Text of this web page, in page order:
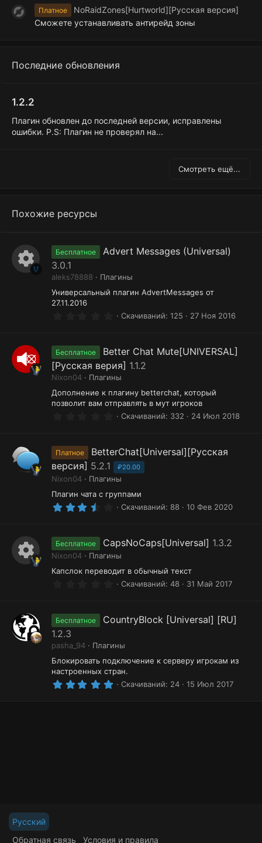
Платное
NoRaidZones[Hurtworld][Русская версия]
Сможете устанавливать антирейд зоны
Последние обновления
1.2.2
Плагин обновлен до последней версии, исправлены
ошибки. P.S: Плагин не проверял на...
Смотреть ещё...
Похожие ресурсы
к
а
р
с
Бесплатное
Advert Messages (Universal)
3.0.1
aleks78888
Плагины
Универсальный плагин AdvertMessages от
27.11.2016
0
з
ё
з
Скачиваний 125 27 Ноя 2016
Бесплатное
Better Chat Mute[UNIVERSAL]
[Русская верия] 1.1.2
Nixon04
Плагины
Дополнение к плагину betterchat, который
позволит вам отправлять в мут игроков
0
з
в
ё
з
Скачиваний 332 24 Июл 2018
Платное
BetterChat[Universal][Русская
версия] 5.2.1 ₽20.00
Nixon04
Плагины
Плагин чата с группами
3
з
в
ё
з
д
Скачиваний 88 10 Фев 2020
н
к
Бесплатное CapsNoCaps[Universal] 1.3.2
Nixon04
Плагины
Капслок переводит в обычный текст
0
з
з
Скачиваний 48 31 Май 2017
Бесплатное
CountryBlock [Universal] [RU]
1.2.3
pasha_94
Плагины
Блокировать подключение к серверу игрокам из
настроенных стран.
5 Скачиваний 24 15 Июл 2017
Русский
Обратная связь
Условия и правила